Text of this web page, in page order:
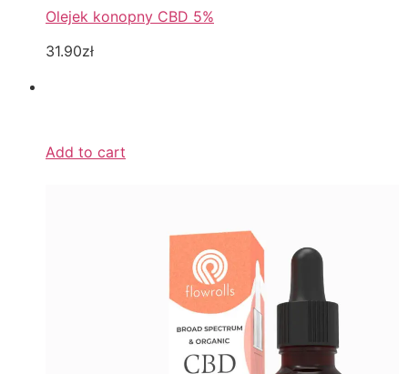
Olejek konopny CBD 5%
31.90zł
Add to cart